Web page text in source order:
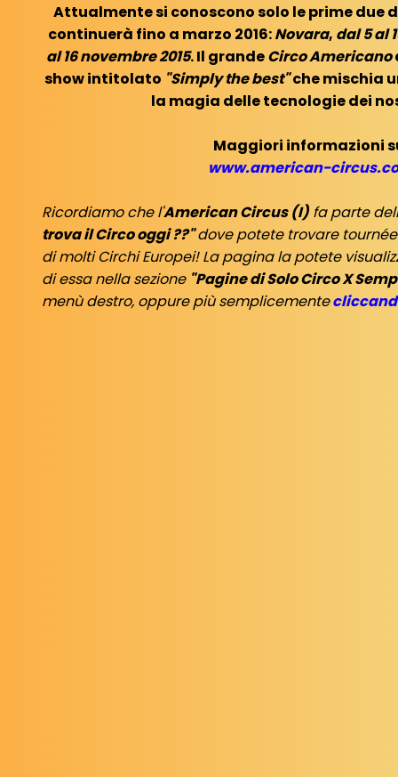
Attualmente si conoscono solo le prime due
continuerà fino a marzo 2016:Novara, dal 5 al
al 16 novembre 2015. Il grandeCirco Americano
show intitolato "Simply the best"che mischia
la magia delle tecnologie dei
Maggiori informazioni
www.american-
Ricordiamo che l'American Circus (I) fa parte
trova il Circo oggi ??"dove potete trovare
di molti Circhi Europei! La pagina la potete
di essa nella sezione "Pagine di Solo Circo X
menù destro, oppure più semplicemente